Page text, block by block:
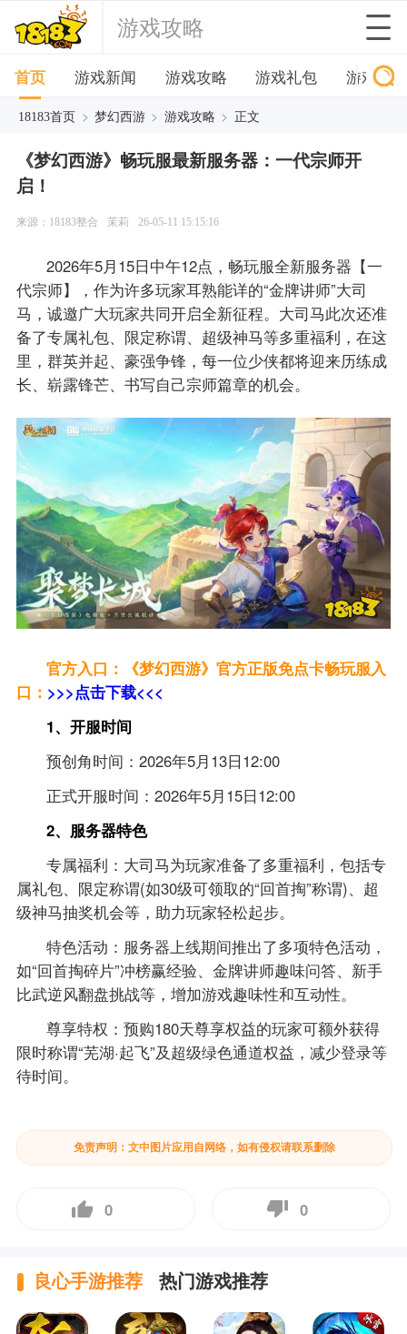
游戏攻略
首页 游戏新闻 游戏攻略 游戏礼包 游戏下
18183首页 > 梦幻西游 > 游戏攻略 > 正文
《梦幻西游》畅玩服最新服务器：一代宗师开
启！
来源：18183整合 茉莉 26-05-11 15:15:16
2026年5月15日中午12点，畅玩服全新服务器【一
代宗师】，作为许多玩家耳熟能详的“金牌讲师”大司
马，诚邀广大玩家共同开启全新征程。大司马此次还准
备了专属礼包、限定称谓、超级神马等多重福利，在这
里，群英并起、豪强争锋，每一位少侠都将迎来历练成
长、崭露锋芒、书写自己宗师篇章的机会。
官方入口：《梦幻西游》官方正版免点卡畅玩服入
口： >>>点击下载<<<
1、开服时间
预创角时间：2026年5月13日12:00
正式开服时间：2026年5月15日12:00
2、服务器特色
专属福利：大司马为玩家准备了多重福利，包括专
属礼包、限定称谓(如30级可领取的“回首掏”称谓)、超
级神马抽奖机会等，助力玩家轻松起步。
特色活动：服务器上线期间推出了多项特色活动，
如“回首掏碎片”冲榜赢经验、金牌讲师趣味问答、新手
比武逆风翻盘挑战等，增加游戏趣味性和互动性。
尊享特权：预购180天尊享权益的玩家可额外获得
限时称谓“芜湖·起飞”及超级绿色通道权益，减少登录等
待时间。
免责声明：文中图片应用自网络，如有侵权请联系删除
0 0
良心手游推荐 热门游戏推荐